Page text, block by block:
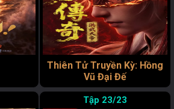
Thiên Tử Truyền Kỳ: Hồng
Vũ Đại Đế
23/23